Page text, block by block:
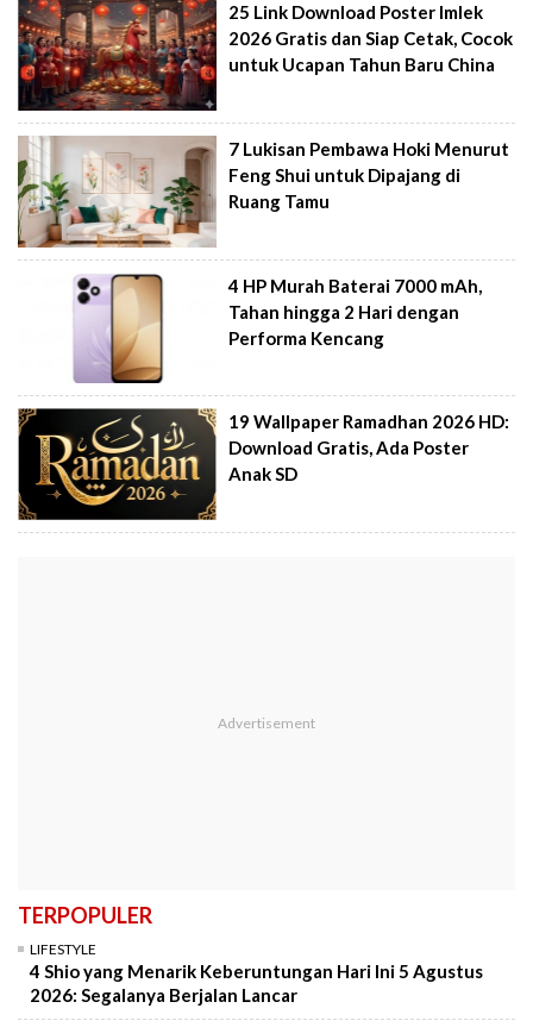
25 Link Download Poster Imlek
2026 Gratis dan Siap Cetak, Cocok
untuk Ucapan Tahun Baru China
7 Lukisan Pembawa Hoki Menurut
Feng Shui untuk Dipajang di
Ruang Tamu
4 HP Murah Baterai 7000 mAh,
Tahan hingga 2 Hari dengan
Performa Kencang
19 Wallpaper Ramadhan 2026 HD:
Download Gratis, Ada Poster
Anak SD
TERPOPULER
LIFESTYLE
4 Shio yang Menarik Keberuntungan Hari Ini 5 Agustus
2026: Segalanya Berjalan Lancar